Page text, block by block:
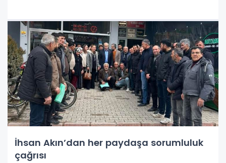
İhsan Akın’dan her paydaşa sorumluluk
çağrısı